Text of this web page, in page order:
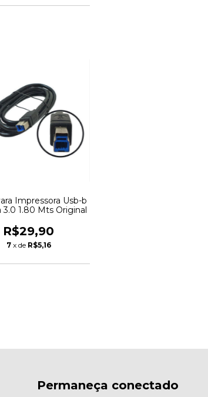
Impressora Usb-b
3.0 1.80 Mts Original
R$29,90
7 x de R$5,16
Permaneça conectado